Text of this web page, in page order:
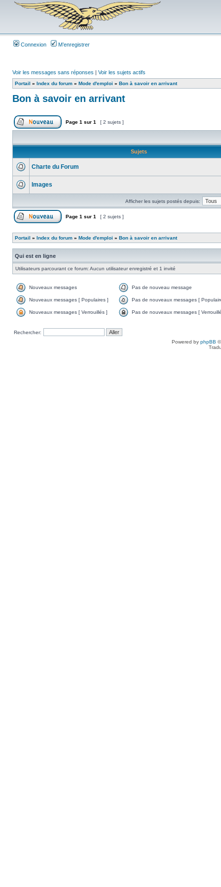
Connexion M’enregistrer
Voir les messages sans réponses | Voir les sujets actifs
Portail » Index du forum » Mode d'emploi » Bon à savoir en arrivant
Bon à savoir en arrivant
Page 1 sur 1 [ 2 sujets ]
Sujets
Charte du Forum
Images
Afficher les sujets postés depuis:
Page 1 sur 1 [ 2 sujets ]
Portail » Index du forum » Mode d'emploi » Bon à savoir en arrivant
Qui est en ligne
Utilisateurs parcourant ce forum: Aucun utilisateur enregistré et 1 invité
Nouveaux messages Pas de nouveau message
Nouveaux messages [ Populaires ] Pas de nouveaux messages [
Nouveaux messages [ Verrouillés ] Pas de nouveaux messages [
Rechercher:
Powered by phpBB